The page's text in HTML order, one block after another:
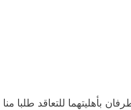
بأهليتهما للتعاقد طلبا